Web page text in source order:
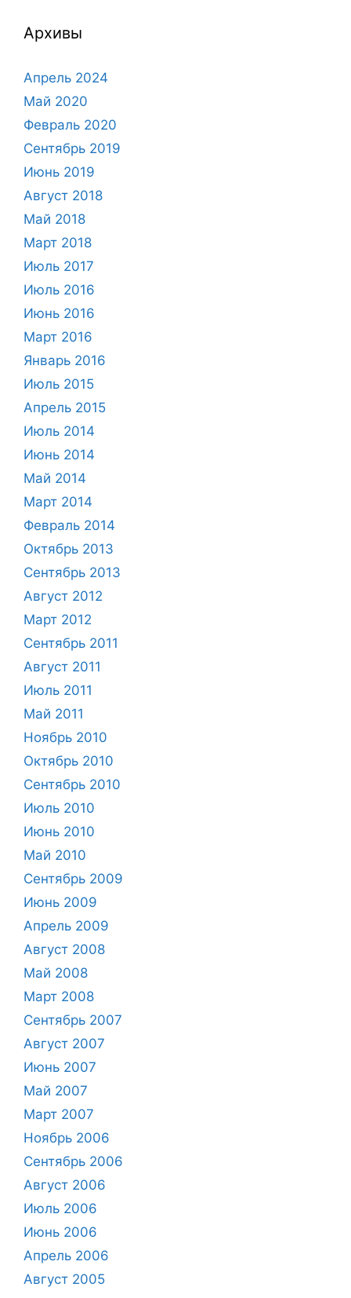
Архивы
Апрель 2024
Май 2020
Февраль 2020
Сентябрь 2019
Июнь 2019
Август 2018
Май 2018
Март 2018
Июль 2017
Июль 2016
Июнь 2016
Март 2016
Январь 2016
Июль 2015
Апрель 2015
Июль 2014
Июнь 2014
Май 2014
Март 2014
Февраль 2014
Октябрь 2013
Сентябрь 2013
Август 2012
Март 2012
Сентябрь 2011
Август 2011
Июль 2011
Май 2011
Ноябрь 2010
Октябрь 2010
Сентябрь 2010
Июль 2010
Июнь 2010
Май 2010
Сентябрь 2009
Июнь 2009
Апрель 2009
Август 2008
Май 2008
Март 2008
Сентябрь 2007
Август 2007
Июнь 2007
Май 2007
Март 2007
Ноябрь 2006
Сентябрь 2006
Август 2006
Июль 2006
Июнь 2006
Апрель 2006
Август 2005